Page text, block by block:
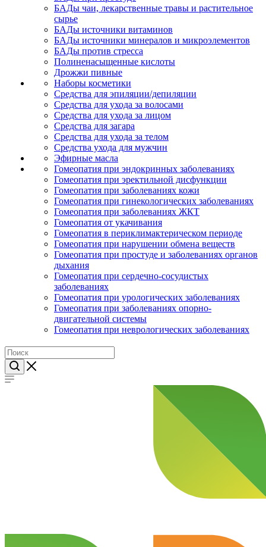
БАДы чаи, лекарственные травы и растительное
сырье
БАДы источники витаминов
БАДы источники минералов и микроэлементов
БАДы против стресса
Полиненасыщенные кислоты
Дрожжи пивные
Наборы косметики
Средства для эпиляции/депиляции
Средства для ухода за волосами
Средства для ухода за лицом
Средства для загара
Средства для ухода за телом
Средства ухода для мужчин
Эфирные масла
Гомеопатия при эндокринных заболеваниях
Гомеопатия при эректильной дисфункции
Гомеопатия при заболеваниях кожи
Гомеопатия при гинекологических заболеваниях
Гомеопатия при заболеваниях ЖКТ
Гомеопатия от укачивания
Гомеопатия в периклимактерическом периоде
Гомеопатия при нарушении обмена веществ
Гомеопатия при простуде и заболеваниях органов
дыхания
Гомеопатия при сердечно-сосудистых
заболеваниях
Гомеопатия при урологических заболеваниях
Гомеопатия при заболеваниях опорно-
двигательной системы
Гомеопатия при неврологических заболеваниях